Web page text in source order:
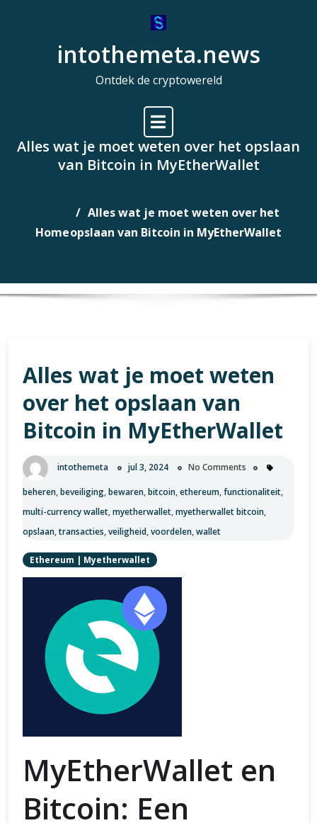
intothemeta.news
Ontdek de cryptowereld
Alles wat je moet weten over het opslaan
van Bitcoin in MyEtherWallet
Home
Alles wat je moet weten over het
opslaan van Bitcoin in MyEtherWallet
Alles wat je moet weten
over het opslaan van
Bitcoin in MyEtherWallet
intothemeta jul 3, 2024 No Comments
beheren,beveiliging,bewaren,bitcoin,ethereum,functionaliteit,
multi-currency wallet,myetherwallet,myetherwallet bitcoin,
opslaan,transacties,veiligheid,voordelen,wallet
Ethereum | Myetherwallet
MyEtherWallet en
Bitcoin: Een